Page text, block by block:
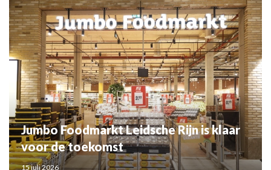
Jumbo Foodmarkt Leidsche Rijn is klaar
voor de toekomst
15 juli 2026